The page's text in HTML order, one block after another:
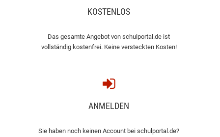
KOSTENLOS
Das gesamte Angebot von schulportal.de ist
vollständig kostenfrei. Keine versteckten Kosten!
ANMELDEN
Sie haben noch keinen Account bei schulportal.de?